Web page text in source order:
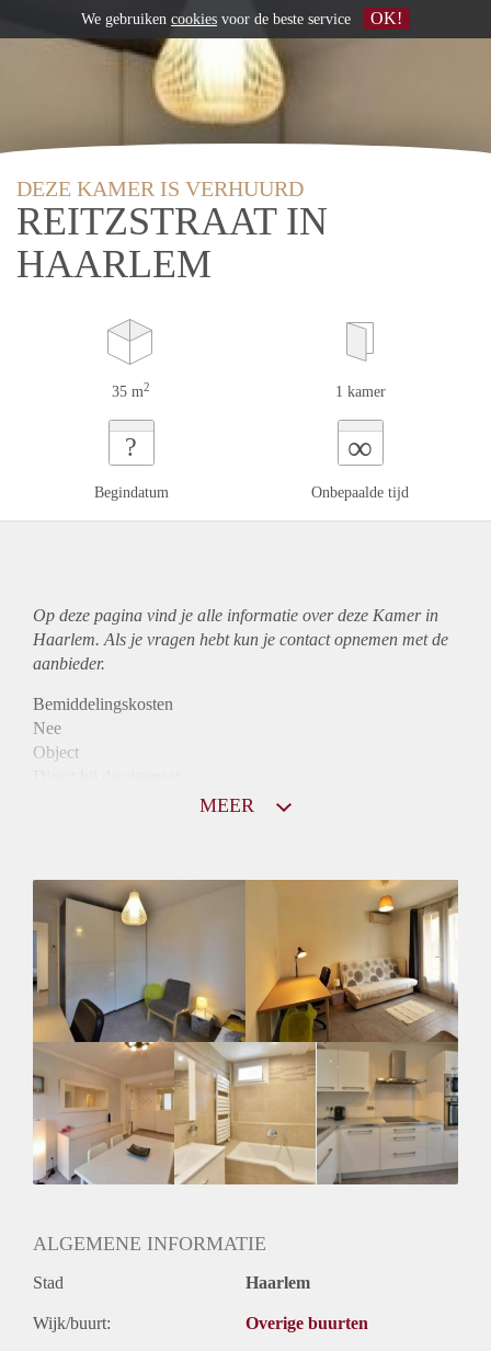
DEZE KAMER IS VERHUURD
REITZSTRAAT IN
HAARLEM
35 m2 1 kamer
?
Begindatum
∞
Onbepaalde tijd
Op deze pagina vind je alle informatie over deze Kamer in
Haarlem. Als je vragen hebt kun je contact opnemen met de
aanbieder.
Bemiddelingskosten
Nee
Object
Huurtoeslag
Niet mogelijk
Inkomen eis
2,8 X De bruto huur
Huurtermijn
Onbepaalde termijn
Oplevering
MEER
ALGEMENE INFORMATIE
Stad Haarlem
Wijk/buurt: Overige buurten
We gebruiken cookies voor de beste service OK!